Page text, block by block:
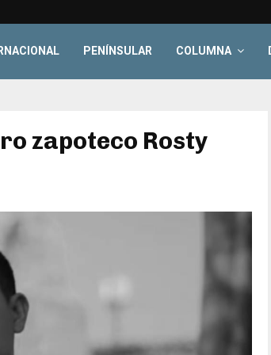
PENÍNSULAR COLUMNA
zapoteco Rosty